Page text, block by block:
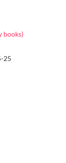
books)
25